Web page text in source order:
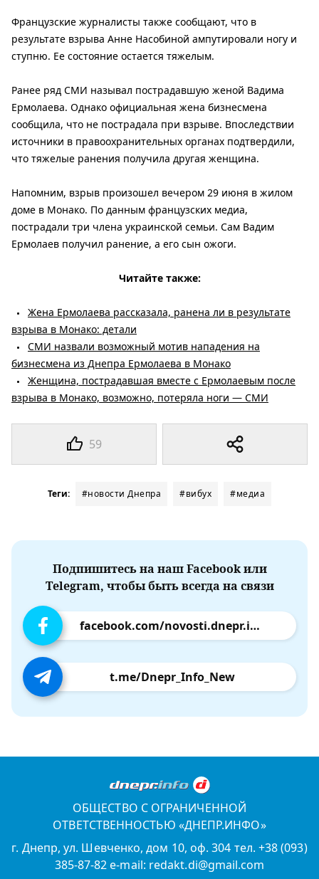
59
Французские журналисты также сообщают, что в
результате взрыва Анне Насобиной ампутировали ногу и
ступню. Ее состояние остается тяжелым.
Ранее ряд СМИ называл пострадавшую женой Вадима
Ермолаева. Однако официальная жена бизнесмена
сообщила, что не пострадала при взрыве. Впоследствии
источники в правоохранительных органах подтвердили,
что тяжелые ранения получила другая женщина.
Напомним, взрыв произошел вечером 29 июня в жилом
доме в Монако. По данным французских медиа,
пострадали три члена украинской семьи. Сам Вадим
Ермолаев получил ранение, а его сын ожоги.
Читайте также:
Жена Ермолаева рассказала, ранена ли в результате
взрыва в Монако: детали
СМИ назвали возможный мотив нападения на
бизнесмена из Днепра Ермолаева в Монако
Женщина, пострадавшая вместе с Ермолаевым после
взрыва в Монако, возможно, потеряла ноги — СМИ
Теги: #новости Днепра #вибух #медиа
Подпишитесь на наш Facebook или
Telegram, чтобы быть всегда на связи
facebook.com/novosti.dnepr.info
t.me/Dnepr_Info_New
ОБЩЕСТВО С ОГРАНИЧЕННОЙ
ОТВЕТСТВЕННОСТЬЮ «ДНЕПР.ИНФО»
г. Днепр, ул. Шевченко, дом 10, оф. 304 тел. +38 (093)
385-87-82 e-mail: redakt.di@gmail.com